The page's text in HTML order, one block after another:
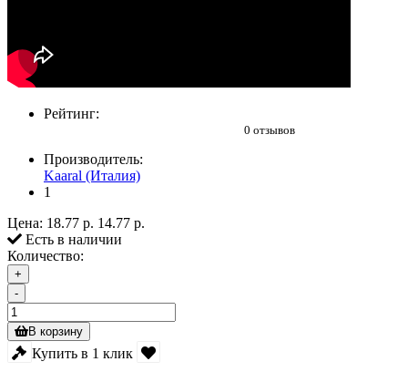
Рейтинг:
0 отзывов
Производитель:
Kaaral (Италия)
1
Цена: 18.77 р. 14.77 р.
Есть в наличии
Количество:
+
-
В корзину
Купить в 1 клик